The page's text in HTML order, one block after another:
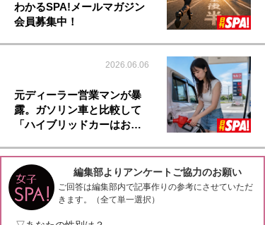
わかるSPA!メールマガジン
会員募集中！
2026.06.06
元ディーラー営業マンが暴
露。ガソリン車と比較して
「ハイブリッドカーはお…